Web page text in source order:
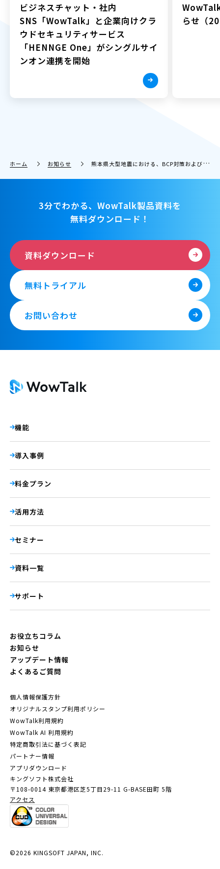
ビジネスチャット・社内
SNS「WowTalk」と企業向けクラ
ウドセキュリティサービス
「HENNGE One」がシングルサイ
ンオン連携を開始
らせ（
ホーム お知らせ 熊本県大型地震における、BCP対策および緊急時の連絡ツールとして ビジネスチャット・社内SNS「WowTalk」を無償提供
3分でわかる、WowTalk製品資料を
無料ダウンロード！
資料ダウンロード
無料トライアル
お問い合わせ
機能
導入事例
料金プラン
活用方法
セミナー
資料一覧
サポート
お役立ちコラム
お知らせ
アップデート情報
よくあるご質問
個人情報保護方針
オリジナルスタンプ利用ポリシー
WowTalk利用規約
WowTalk AI 利用規約
特定商取引法に基づく表記
パートナー情報
アプリダウンロード
キングソフト株式会社
〒108-0014 東京都港区芝5丁目29-11 G-BASE田町 5階
アクセス
©2026 KINGSOFT JAPAN, INC.